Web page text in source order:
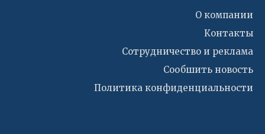
О компании
Контакты
Сотрудничество и реклама
Сообшить новость
Политика конфиденциальности